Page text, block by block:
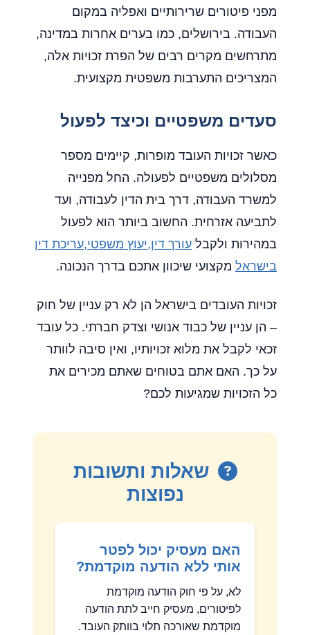
מפני פיטורים שרירותיים ואפליה במקום
העבודה. בירושלים, כמו בערים אחרות במדינה,
מתרחשים מקרים רבים של הפרת זכויות אלה,
המצריכים התערבות משפטית מקצועית.
סעדים משפטיים וכיצד לפעול
כאשר זכויות העובד מופרות, קיימים מספר
מסלולים משפטיים לפעולה. החל מפנייה
למשרד העבודה, דרך בית הדין לעבודה, ועד
לתביעה אזרחית. החשוב ביותר הוא לפעול
במהירות ולקבל עורך דין,יעוץ משפטי,עריכת דין
בישראל מקצועי שיכוון אתכם בדרך הנכונה.
זכויות העובדים בישראל הן לא רק עניין של חוק
– הן עניין של כבוד אנושי וצדק חברתי. כל עובד
זכאי לקבל את מלוא זכויותיו, ואין סיבה לוותר
על כך. האם אתם בטוחים שאתם מכירים את
כל הזכויות שמגיעות לכם?
שאלות ותשובות
נפוצות
האם מעסיק יכול לפטר
אותי ללא הודעה מוקדמת?
לא, על פי חוק הודעה מוקדמת
לפיטורים, מעסיק חייב לתת הודעה
מוקדמת שאורכה תלוי בוותק העובד.